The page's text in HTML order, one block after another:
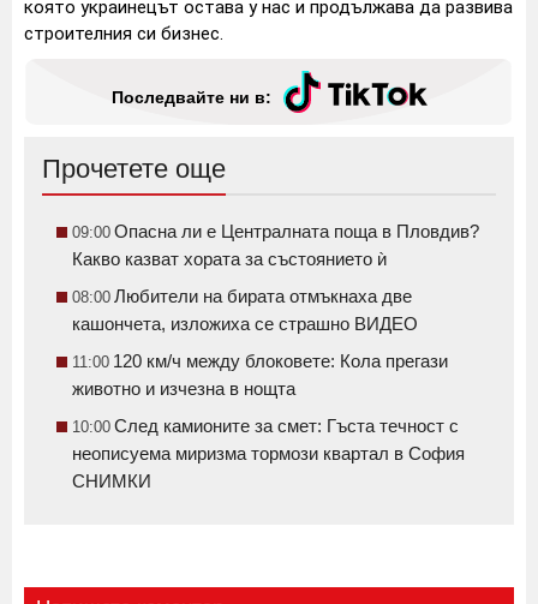
която украинецът остава у нас и продължава да развива
строителния си бизнес.
Последвайте ни в:
Прочетете още
09:00 Опасна ли е Централната поща в Пловдив?
Какво казват хората за състоянието ѝ
08:00 Любители на бирата отмъкнаха две
кашончета, изложиха се страшно ВИДЕО
11:00 120 км/ч между блоковете: Кола прегази
животно и изчезна в нощта
10:00 След камионите за смет: Гъста течност с
неописуема миризма тормози квартал в София
СНИМКИ